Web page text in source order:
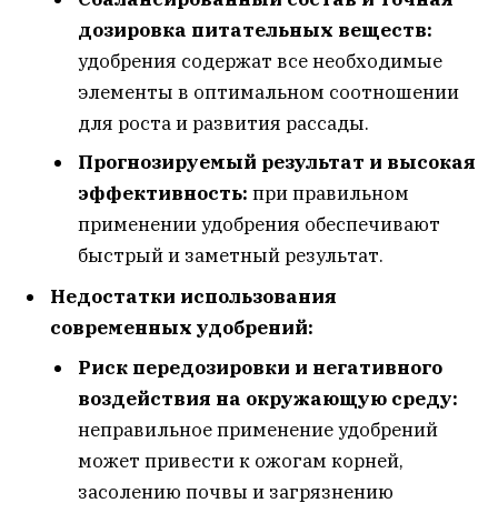
дозировка питательных веществ:
удобрения содержат все необходимые
элементы в оптимальном соотношении
для роста и развития рассады.
Прогнозируемый результат и высокая
эффективность: при правильном
применении удобрения обеспечивают
быстрый и заметный результат.
Недостатки использования
современных удобрений:
Риск передозировки и негативного
воздействия на окружающую среду:
неправильное применение удобрений
может привести к ожогам корней,
засолению почвы и загрязнению